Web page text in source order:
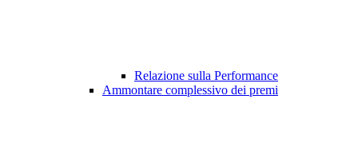
Relazione sulla Performance
Ammontare complessivo dei premi